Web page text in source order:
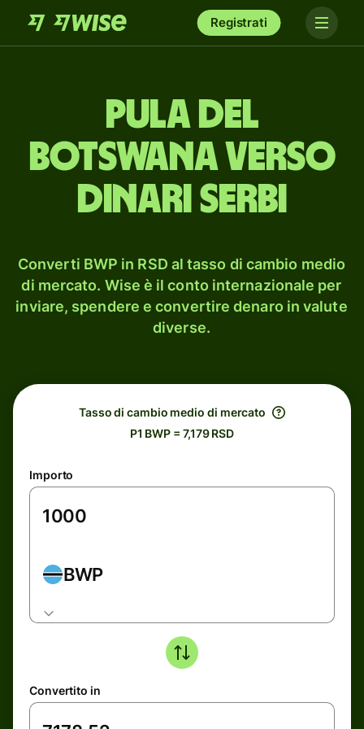
Registrati
pula del
Botswana verso
dinari serbi
Converti BWP in RSD al tasso di cambio medio
di mercato. Wise è il conto internazionale per
inviare, spendere e convertire denaro in valute
diverse.
Tasso di cambio medio di mercato
P1 BWP = 7,179 RSD
Importo
BWP
Convertito in